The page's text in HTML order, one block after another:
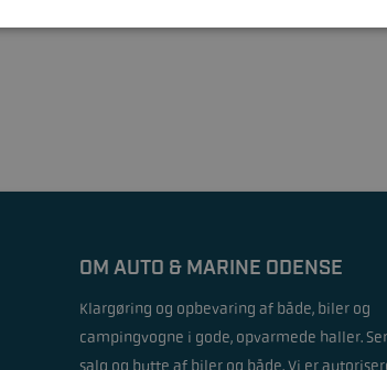
OM AUTO & MARINE ODENSE
Klargøring og opbevaring af både, biler og
campingvogne i gode, opvarmede haller.
salg og bytte af biler og både. Vi er